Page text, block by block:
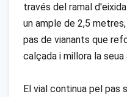
través del ramal
un ample de 2,5
pas de vianants que
calçada i millora la seua
El vial continua pel pas